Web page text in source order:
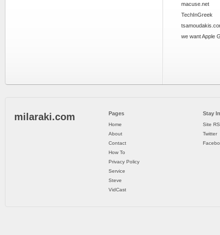
macuse.net
TechInGreek
we want Apple
milaraki.com Pages
Home
About
Contact
How To
Privacy Policy
Service
Steve
VidCast
Stay
Site
Twitter